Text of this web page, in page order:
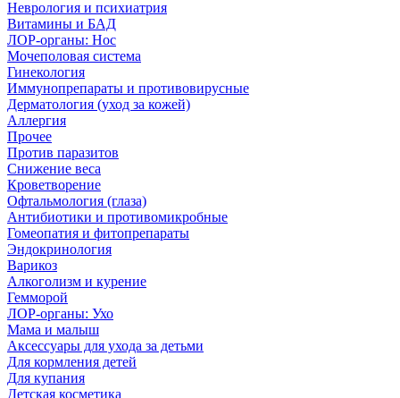
Неврология и психиатрия
Витамины и БАД
ЛОР-органы: Нос
Мочеполовая система
Гинекология
Иммунопрепараты и противовирусные
Дерматология (уход за кожей)
Аллергия
Прочее
Против паразитов
Снижение веса
Кроветворение
Офтальмология (глаза)
Антибиотики и противомикробные
Гомеопатия и фитопрепараты
Эндокринология
Варикоз
Алкоголизм и курение
Гемморой
ЛОР-органы: Ухо
Мама и малыш
Аксессуары для ухода за детьми
Для кормления детей
Для купания
Детская косметика